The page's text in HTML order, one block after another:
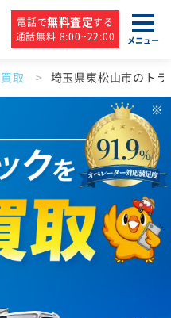
電話で無料査定する
通話無料 8:00~22:00
メニュー
取 埼玉県東松山市のト